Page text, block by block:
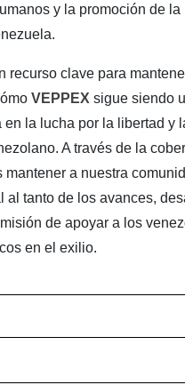
y la promoción de la
recurso clave para
VEPPEX sigue siendo
en la lucha por la libertad y
A través de la
mantener a nuestra
al tanto de los avances,
de apoyar a los
en el exilio.